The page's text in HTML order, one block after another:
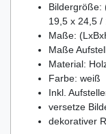
Bildergröße:
19,5 x 24,5 /
Maße:
Maße
Material:
Farbe: weiß
Inkl.
versetze
dekorativer